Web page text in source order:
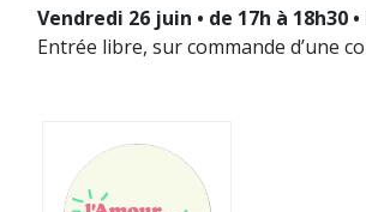
Vendredi 26 juin • de 17h à 18h30
Entrée libre, sur commande d’une